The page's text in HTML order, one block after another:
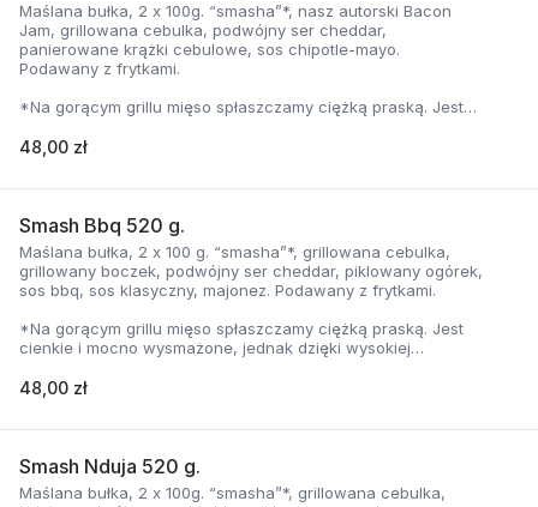
Maślana bułka, 2 x 100g. “smasha”*, nasz autorski Bacon
Jam, grillowana cebulka, podwójny ser cheddar,
panierowane krążki cebulowe, sos chipotle-mayo.
Podawany z frytkami.
*Na gorącym grillu mięso spłaszczamy ciężką praską. Jest
temperaturze, zyskuje jednocześnie chrupiąca skorupkę i
48,00 zł
Smash Bbq 520 g.
Maślana bułka, 2 x 100 g. “smasha”*, grillowana cebulka,
grillowany boczek, podwójny ser cheddar, piklowany ogórek,
sos bbq, sos klasyczny, majonez. Podawany z frytkami.
*Na gorącym grillu mięso spłaszczamy ciężką praską. Jest
cienkie i mocno wysmażone, jednak dzięki wysokiej
delikatną soczystość.
48,00 zł
Smash Nduja 520 g.
Maślana bułka, 2 x 100g. “smasha”*, grillowana cebulka,